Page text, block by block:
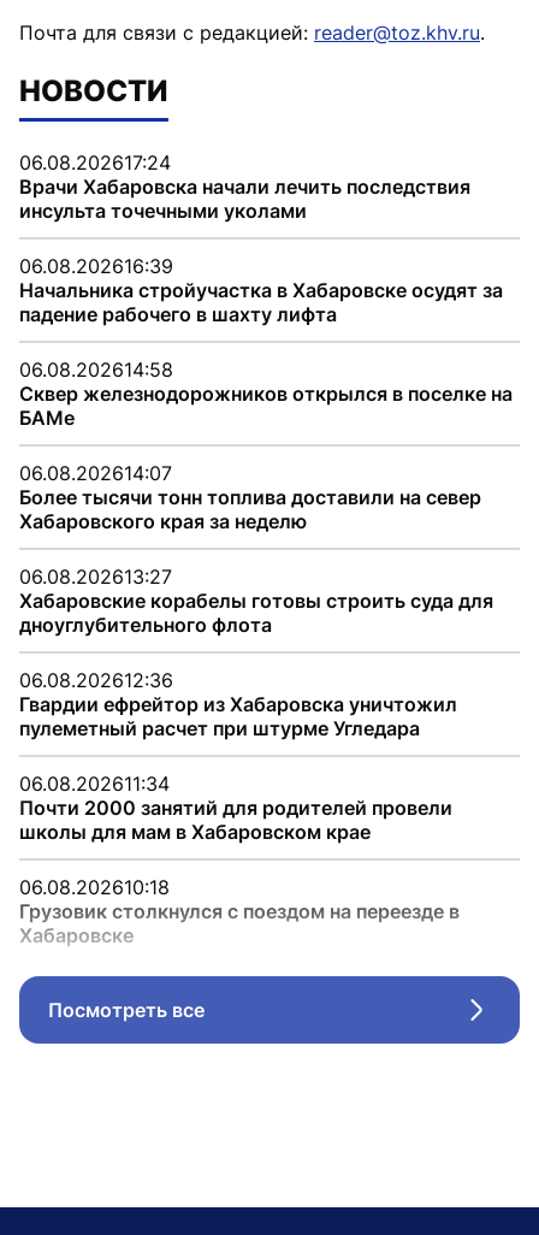
Почта для связи с редакцией: reader@toz.khv.ru.
НОВОСТИ
06.08.202617:24
Врачи Хабаровска начали лечить последствия
инсульта точечными уколами
06.08.202616:39
Начальника стройучастка в Хабаровске осудят за
падение рабочего в шахту лифта
06.08.202614:58
Сквер железнодорожников открылся в поселке на
БАМе
06.08.202614:07
Более тысячи тонн топлива доставили на север
Хабаровского края за неделю
06.08.202613:27
Хабаровские корабелы готовы строить суда для
дноуглубительного флота
06.08.202612:36
Гвардии ефрейтор из Хабаровска уничтожил
пулеметный расчет при штурме Угледара
06.08.202611:34
Почти 2000 занятий для родителей провели
школы для мам в Хабаровском крае
06.08.202610:18
Грузовик столкнулся с поездом на переезде в
Хабаровске
Посмотреть все